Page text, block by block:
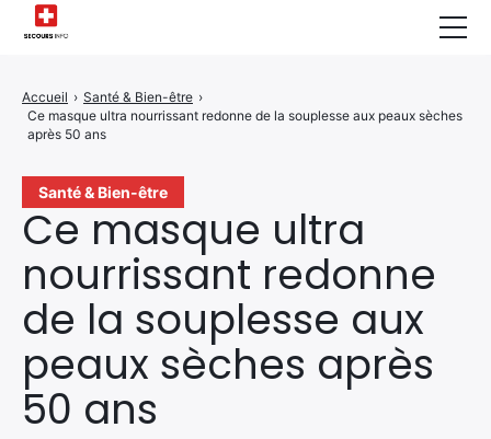
Santé & Bien-être
Ce masque ultra
nourrissant redonne
de la souplesse aux
peaux sèches après
50 ans
Accueil › Santé & Bien-être ›
Ce masque ultra nourrissant redonne de la souplesse aux peaux sèches
après 50 ans
Infos & Conseils
Actualités des Secours
Santé & Bien-être
A propos de Nous
Contactez-nous
Politique de Confidentialité